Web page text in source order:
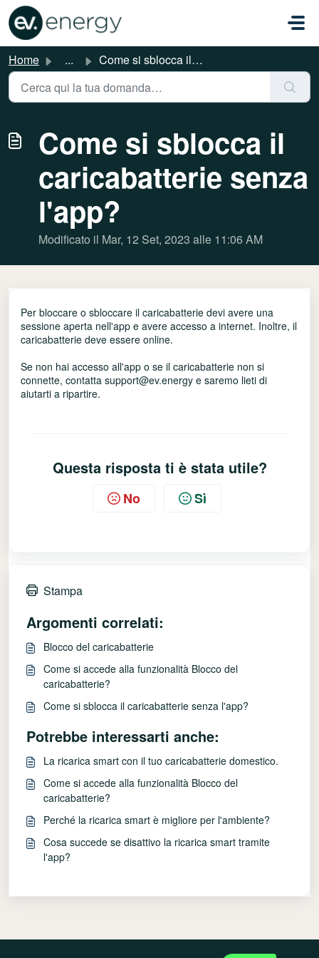
Salta al contenuto principale
Home ... Come si sblocca il caricabatterie senza l'app?
Come si sblocca il
caricabatterie senza
l'app?
Modificato il Mar, 12 Set, 2023 alle 11:06 AM
Per bloccare o sbloccare il caricabatterie devi avere una
sessione aperta nell'app e avere accesso a internet. Inoltre, il
caricabatterie deve essere online.
Se non hai accesso all'app o se il caricabatterie non si
connette, contatta support@ev.energy e saremo lieti di
aiutarti a ripartire.
Questa risposta ti è stata utile?
No Sì
Stampa
Argomenti correlati:
Blocco del caricabatterie
Come si accede alla funzionalità Blocco del
caricabatterie?
Come si sblocca il caricabatterie senza l'app?
Potrebbe interessarti anche:
La ricarica smart con il tuo caricabatterie domestico.
Come si accede alla funzionalità Blocco del
caricabatterie?
Perché la ricarica smart è migliore per l'ambiente?
Cosa succede se disattivo la ricarica smart tramite
l'app?